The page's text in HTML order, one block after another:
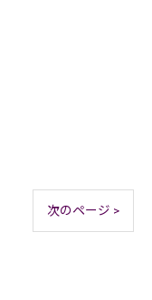
次のページ >